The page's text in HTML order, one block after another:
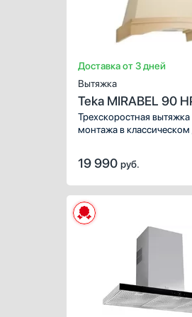
Доставка от 3 дней
Вытяжка
Teka MIRABEL 90
Трехскоростная вытяжка
монтажа в классическом
19 990 руб.